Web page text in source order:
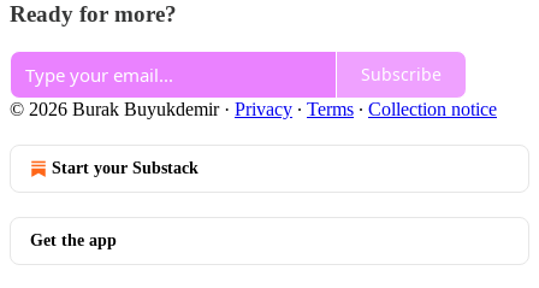
Ready for more?
Subscribe
© 2026 Burak Buyukdemir· Privacy ∙ Terms ∙ Collection notice
Start your Substack
Get the app